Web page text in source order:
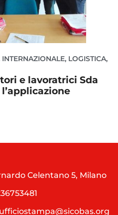
INTERNAZIONALE, LOGISTICA,
e lavoratrici Sda
Celentano 5, Milano